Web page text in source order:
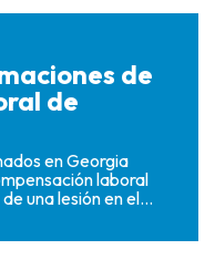
de
de
en Georgia
laboral
una lesión en el...